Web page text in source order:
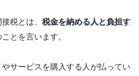
税とは、 税金を納める人と負担す
ことを言います。
サービスを購入する人が払ってい